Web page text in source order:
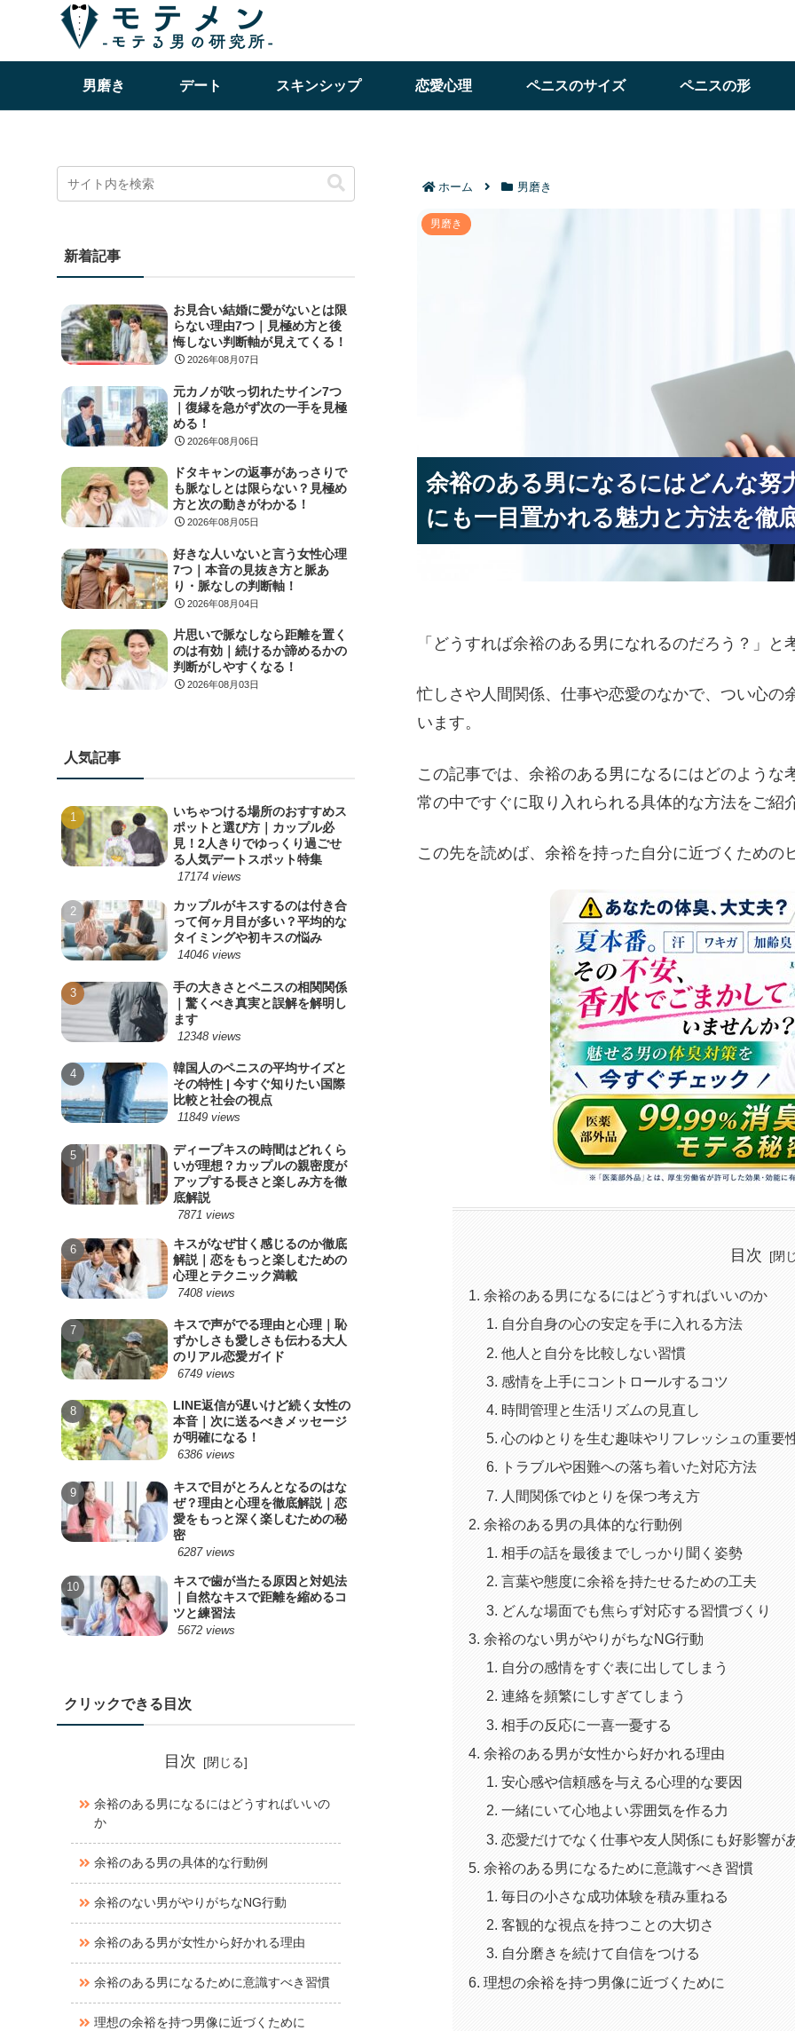
男磨き デート スキンシップ 恋愛心理 ペニスのサイズ ペニスの形
ホーム 男磨き
余裕のある男になるにはどんな努力が必要か｜女性に
余裕のある男になるにはどんな努
にも一目置かれる魅力と方法を徹
余裕のある男になるにはどんな努
にも一目置かれる魅力と方法を徹
余裕のある男になるにはどんな努
にも一目置かれる魅力と方法を徹
男磨き
「どうすれば余裕のある男になれるのだろう？」
忙しさや人間関係、仕事や恋愛のなかで、つい心
います。
この記事では、余裕のある男になるにはどのよう
常の中ですぐに取り入れられる具体的な方法をご紹
この先を読めば、余裕を持った自分に近づくための
目次
余裕のある男になるにはどうすればいいのか
自分自身の心の安定を手に入れる方法
他人と自分を比較しない習慣
感情を上手にコントロールするコツ
時間管理と生活リズムの見直し
心のゆとりを生む趣味やリフレッシュの重要
トラブルや困難への落ち着いた対応方法
人間関係でゆとりを保つ考え方
余裕のある男の具体的な行動例
相手の話を最後までしっかり聞く姿勢
言葉や態度に余裕を持たせるための工夫
どんな場面でも焦らず対応する習慣づくり
余裕のない男がやりがちなNG行動
自分の感情をすぐ表に出してしまう
連絡を頻繁にしすぎてしまう
相手の反応に一喜一憂する
余裕のある男が女性から好かれる理由
安心感や信頼感を与える心理的な要因
一緒にいて心地よい雰囲気を作る力
恋愛だけでなく仕事や友人関係にも好影響が
余裕のある男になるために意識すべき習慣
毎日の小さな成功体験を積み重ねる
客観的な視点を持つことの大切さ
自分磨きを続けて自信をつける
理想の余裕を持つ男像に近づくために
新着記事
お見合い結婚に愛がないとは限
らない理由7つ｜見極め方と後
悔しない判断軸が見えてくる！
2026年08月07日
元カノが吹っ切れたサイン7つ
｜復縁を急がず次の一手を見極
める！
2026年08月06日
ドタキャンの返事があっさりで
も脈なしとは限らない？見極め
方と次の動きがわかる！
2026年08月05日
好きな人いないと言う女性心理
7つ｜本音の見抜き方と脈あ
り・脈なしの判断軸！
2026年08月04日
片思いで脈なしなら距離を置く
のは有効｜続けるか諦めるかの
判断がしやすくなる！
2026年08月03日
人気記事
いちゃつける場所のおすすめス
ポットと選び方｜カップル必
見！2人きりでゆっくり過ごせ
る人気デートスポット特集
17174 views
カップルがキスするのは付き合
って何ヶ月目が多い？平均的な
タイミングや初キスの悩み
14046 views
手の大きさとペニスの相関関係
｜驚くべき真実と誤解を解明し
ます
12348 views
韓国人のペニスの平均サイズと
その特性 | 今すぐ知りたい国際
比較と社会の視点
11849 views
ディープキスの時間はどれくら
いが理想？カップルの親密度が
アップする長さと楽しみ方を徹
底解説
7871 views
キスがなぜ甘く感じるのか徹底
解説｜恋をもっと楽しむための
心理とテクニック満載
7408 views
キスで声がでる理由と心理｜恥
ずかしさも愛しさも伝わる大人
のリアル恋愛ガイド
6749 views
LINE返信が遅いけど続く女性の
本音｜次に送るべきメッセージ
が明確になる！
6386 views
キスで目がとろんとなるのはな
ぜ？理由と心理を徹底解説｜恋
愛をもっと深く楽しむための秘
密
6287 views
キスで歯が当たる原因と対処法
｜自然なキスで距離を縮めるコ
ツと練習法
5672 views
クリックできる目次
目次
余裕のある男になるにはどうすればいいの
か
余裕のある男の具体的な行動例
余裕のない男がやりがちなNG行動
余裕のある男が女性から好かれる理由
余裕のある男になるために意識すべき習慣
理想の余裕を持つ男像に近づくために